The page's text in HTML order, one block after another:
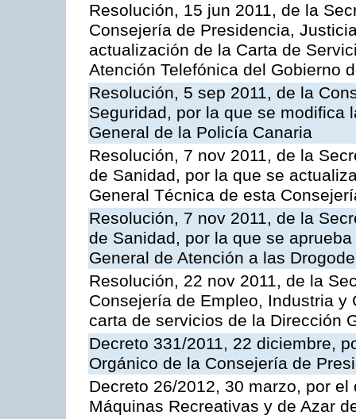
Resolución, 15 jun 2011, de la
Consejería de Presidencia,
actualización de la Carta de
Atención Telefónica del Gobierno
Resolución, 5 sep 2011, de la
Seguridad, por la que se modifica
General de la Policía Canaria
Resolución, 7 nov 2011, de la
de Sanidad, por la que se
General Técnica de esta
Resolución, 7 nov 2011, de la
de Sanidad, por la que se
General de Atención a las
Resolución, 22 nov 2011, de la
Consejería de Empleo, Industria
carta de servicios de la Dirección
Decreto 331/2011, 22 diciembre,
Orgánico de la Consejería de
Decreto 26/2012, 30 marzo, por
Máquinas Recreativas y de Azar